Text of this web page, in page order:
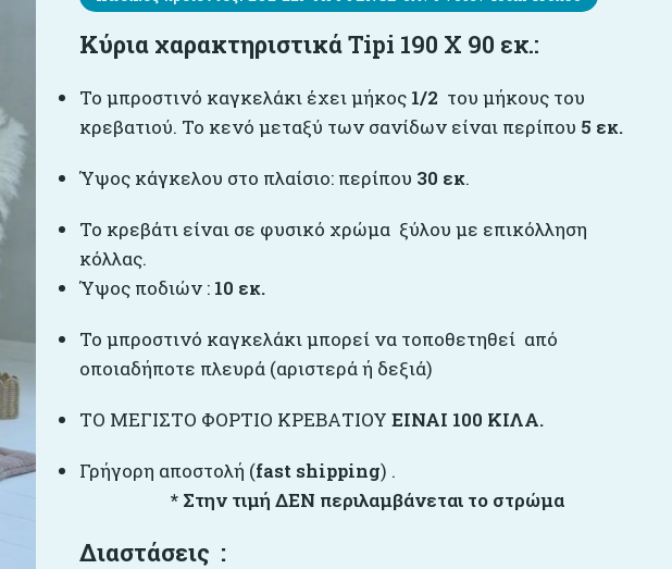
Κύρια χαρακτηριστικάTipi 190 X 90 εκ.:
Το μπροστινό καγκελάκι έχει μήκος 1/2 του μήκους του
κρεβατιού. Το κενό μεταξύ των σανίδων είναι περίπου 5 εκ.
Ύψος κάγκελου στο πλαίσιο: περίπου 30 εκ.
Το κρεβάτι είναι σε φυσικό χρώμα ξύλου με επικόλληση
κόλλας.
Ύψος ποδιών : 10 εκ.
Το μπροστινό καγκελάκι μπορεί να τοποθετηθεί από
οποιαδήποτε πλευρά (αριστερά ή δεξιά)
ΤΟ ΜΕΓΙΣΤΟ ΦΟΡΤΙΟ ΚΡΕΒΑΤΙΟΥ ΕΙΝΑΙ 100 ΚΙΛΑ.
Γρήγορη αποστολή (fast shipping) .
* Στην τιμή ΔΕΝ περιλαμβάνεται το στρώμα
Διαστάσεις :